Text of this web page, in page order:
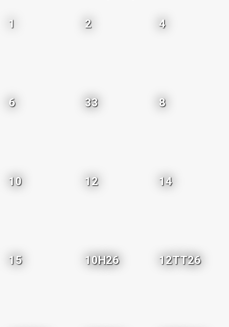
1 2 4
6 33 8
10 12 14
15 10H26 12TT26